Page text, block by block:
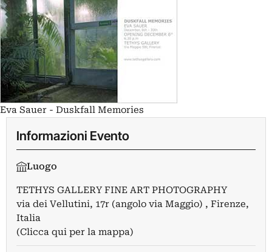
Eva Sauer - Duskfall Memories
Informazioni Evento
Luogo
TETHYS GALLERY FINE ART PHOTOGRAPHY
via dei Vellutini, 17r (angolo via Maggio) , Firenze,
Italia
(Clicca qui per la mappa)